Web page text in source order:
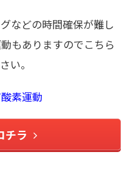
などの時間確保が難し
もありますのでこちら
い。
素運動
チラ